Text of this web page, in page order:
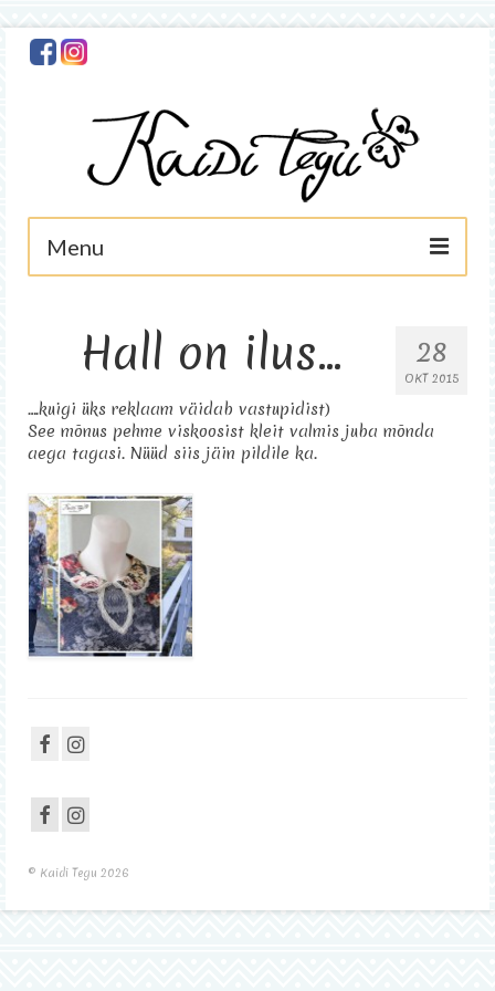
Menu
Minust
Foto
Käsitöö
Asjad müügis
Sisustus
Kontakt
28
OKT 2015
Hall on ilus…
….kuigi üks reklaam väidab vastupidist)
See mõnus pehme viskoosist kleit valmis juba mõnda
aega tagasi. Nüüd siis jäin pildile ka.
© Kaidi Tegu 2026